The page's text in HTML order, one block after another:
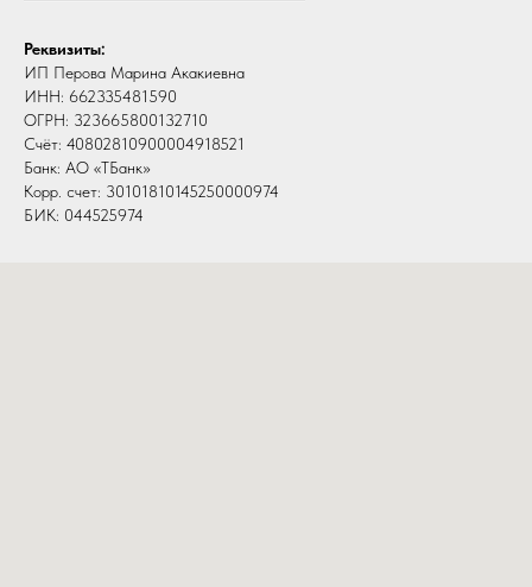
Реквизиты:
ИП Перова Марина Акакиевна
ИНН: 662335481590
ОГРН: 323665800132710
Счёт: 40802810900004918521
Банк: АО «ТБанк»
Корр. счет: 30101810145250000974
БИК: 044525974